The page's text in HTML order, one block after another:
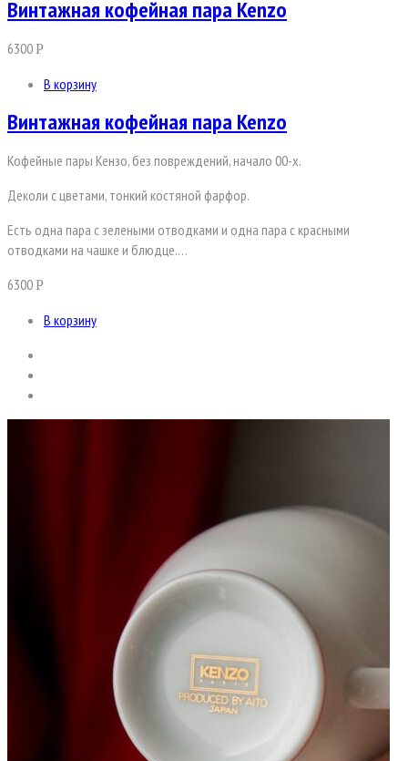
Винтажная кофейная пара Kenzo
6300Р
В корзину
Винтажная кофейная пара Kenzo
Кофейные пары Кензо, без повреждений, начало 00-х.
Деколи с цветами, тонкий костяной фарфор.
Есть одна пара с зелеными отводками и одна пара с красными
отводками на чашке и блюдце.…
6300Р
В корзину